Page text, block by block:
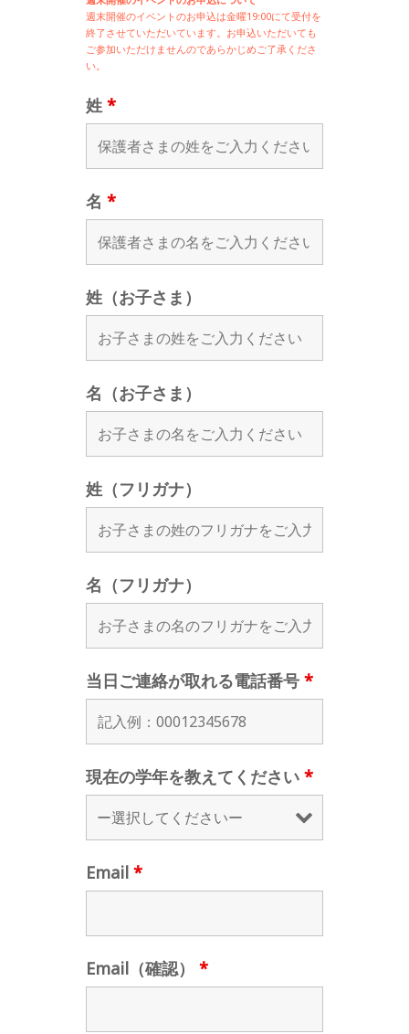
週末開催のイベントのお申込は金曜19:00にて受付を
終了させていただいています。お申込いただいても
ご参加いただけませんのであらかじめご了承くださ
い。
姓 *
名 *
姓（お子さま）
名（お子さま）
姓（フリガナ）
名（フリガナ）
当日ご連絡が取れる電話番号 *
現在の学年を教えてください *
Email *
Email（確認） *